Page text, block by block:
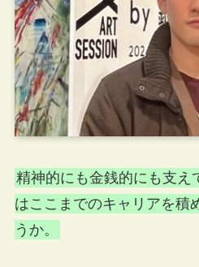
精神的にも金銭的にも支え
はここまでのキャリアを積
うか。